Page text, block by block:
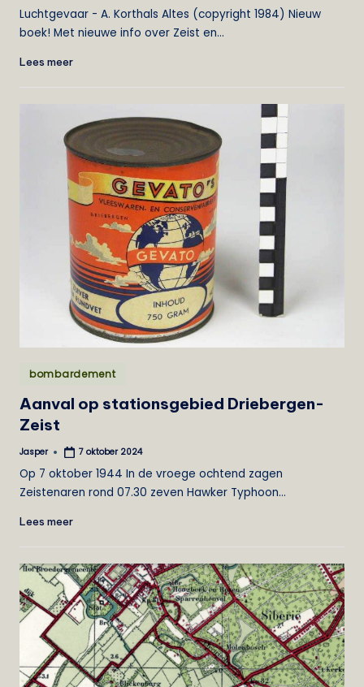
Luchtgevaar - A. Korthals Altes (copyright 1984) Nieuw
boek! Met nieuwe info over Zeist en…
Lees meer
Geplaatst
bombardement
Aanval op stationsgebied Driebergen-
Zeist
Geplaatst
Jasper 7 oktober 2024
Op 7 oktober 1944 In de vroege ochtend zagen
Zeistenaren rond 07.30 zeven Hawker Typhoon…
Lees meer